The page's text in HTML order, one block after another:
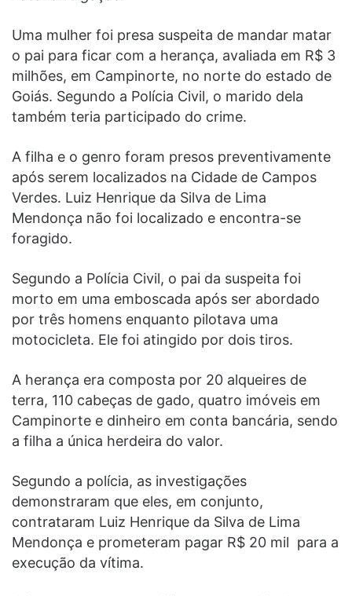
Uma mulher foi presa suspeita de mandar matar
o pai para ficar com a herança, avaliada em R$ 3
milhões, em Campinorte, no norte do estado de
Goiás. Segundo a Polícia Civil, o marido dela
também teria participado do crime.
A filha e o genro foram presos preventivamente
após serem localizados na Cidade de Campos
Verdes. Luiz Henrique da Silva de Lima
Mendonça não foi localizado e encontra-se
foragido.
Segundo a Polícia Civil, o pai da suspeita foi
morto em uma emboscada após ser abordado
por três homens enquanto pilotava uma
motocicleta. Ele foi atingido por dois tiros.
A herança era composta por 20 alqueires de
terra, 110 cabeças de gado, quatro imóveis em
Campinorte e dinheiro em conta bancária, sendo
a filha a única herdeira do valor.
Segundo a polícia, as investigações
demonstraram que eles, em conjunto,
contrataram Luiz Henrique da Silva de Lima
Mendonça e prometeram pagar R$ 20 mil para a
execução da vítima.